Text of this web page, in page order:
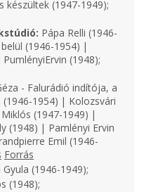
készültek (1947-1949);
Pápa Relli (1946-
(1946-1954) |
(1948);
- Falurádió indítója, a
1954) | Kolozsvári
(1947-1949) |
(1948) | Pamlényi Ervin
Emil (1946-
Forrás
Gyula (1946-1949);
(1948);